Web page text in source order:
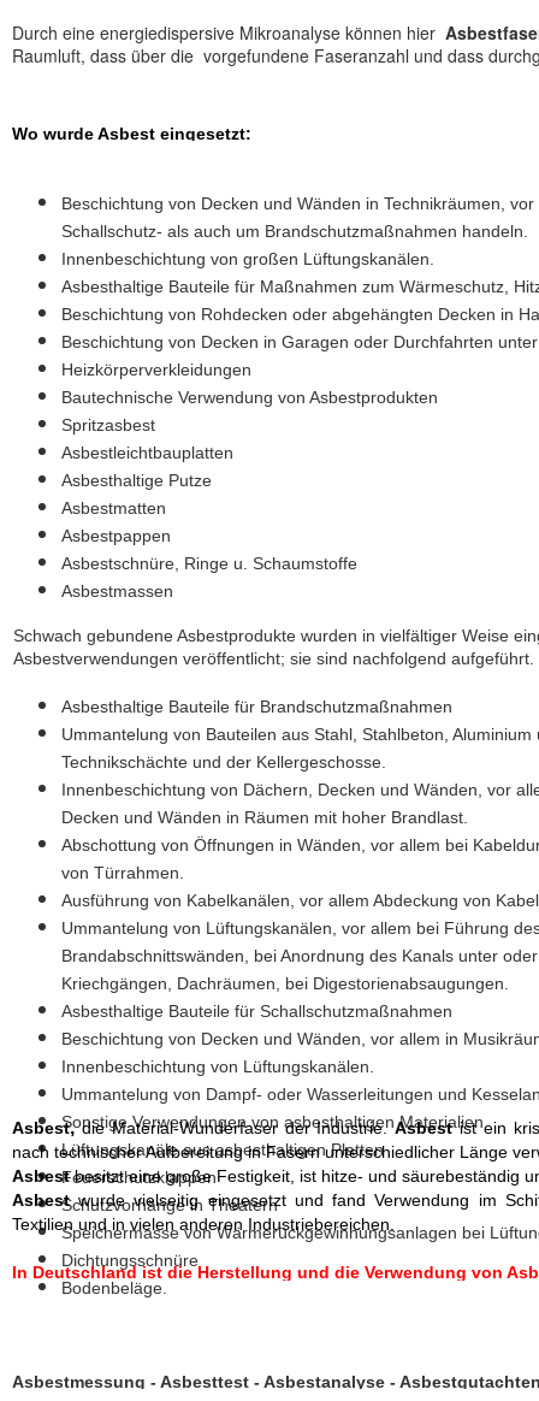
Durch eine energiedispersive Mikroanalyse können hier
Raumluft, dass über die vorgefundene Faseranzahl und dass
Wo wurde Asbest eingesetzt:
Beschichtung von Decken und Wänden in Technikräumen,
Schallschutz- als auch um Brandschutzmaßnahmen handeln.
Innenbeschichtung von großen Lüftungskanälen.
Asbesthaltige Bauteile für Maßnahmen zum Wärmeschutz,
Beschichtung von Rohdecken oder abgehängten Decken in
Beschichtung von Decken in Garagen oder Durchfahrten
Heizkörperverkleidungen
Bautechnische Verwendung von Asbestprodukten
Spritzasbest
Asbestleichtbauplatten
Asbesthaltige Putze
Asbestmatten
Asbestpappen
Asbestschnüre, Ringe u. Schaumstoffe
Asbestmassen
Schwach gebundene Asbestprodukte wurden in vielfältiger Weise
Asbestverwendungen veröffentlicht; sie sind nachfolgend aufgeführt.
Asbesthaltige Bauteile für Brandschutzmaßnahmen
Ummantelung von Bauteilen aus Stahl, Stahlbeton,
Technikschächte und der Kellergeschosse.
Innenbeschichtung von Dächern, Decken und Wänden, vor
Decken und Wänden in Räumen mit hoher Brandlast.
Abschottung von Öffnungen in Wänden, vor allem bei
von Türrahmen.
Ausführung von Kabelkanälen, vor allem Abdeckung von
Ummantelung von Lüftungskanälen, vor allem bei Führung
Brandabschnittswänden, bei Anordnung des Kanals unter
Kriechgängen, Dachräumen, bei Digestorienabsaugungen.
Asbesthaltige Bauteile für Schallschutzmaßnahmen
Beschichtung von Decken und Wänden, vor allem in
Innenbeschichtung von Lüftungskanälen.
Ummantelung von Dampf- oder Wasserleitungen und
Sonstige Verwendungen von asbesthaltigen Materialien
Lüftungskanäle aus asbesthaltigen Platten
Feuerschutzklappen
Schutzvorhänge in Theatern
Speichermasse von Wärmerückgewinnungsanlagen bei
Dichtungsschnüre
Bodenbeläge.
Asbest,die Material-Wunderfaser der Industrie.Asbestist ein
nach technischer Aufbereitung in Fasern unterschiedlicher Länge
Asbestbesitzt eine große Festigkeit, ist hitze- und säurebeständig
Asbestwurde vielseitig eingesetzt und fand Verwendung im
Textilien und in vielen anderen Industriebereichen.
In Deutschland ist die Herstellung und die Verwendung von
Asbestmessung - Asbesttest - Asbestanalyse -